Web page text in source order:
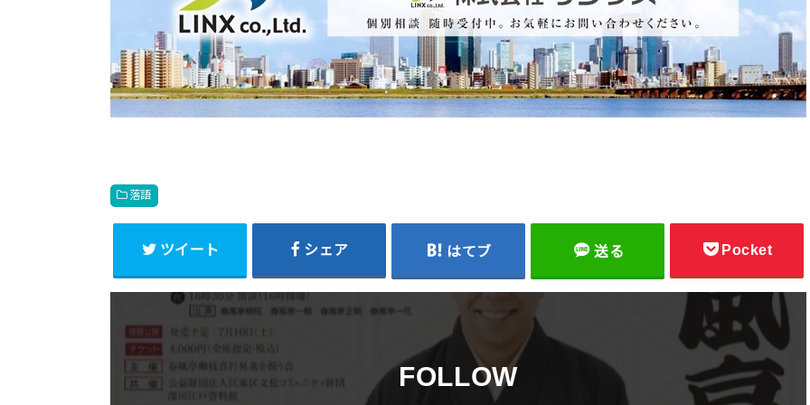
落語
ツイート シェア はてブ 送る Pocket
FOLLOW